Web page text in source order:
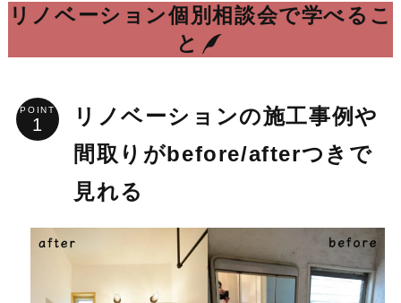
リノベーション個別相談会で学べるこ
と
POINT
リノベーションの施工事例や
間取りがbefore/afterつきで
見れる